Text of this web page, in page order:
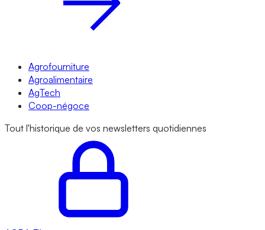
Agrofourniture
Agroalimentaire
AgTech
Coop-négoce
Tout l'historique de vos newsletters quotidiennes